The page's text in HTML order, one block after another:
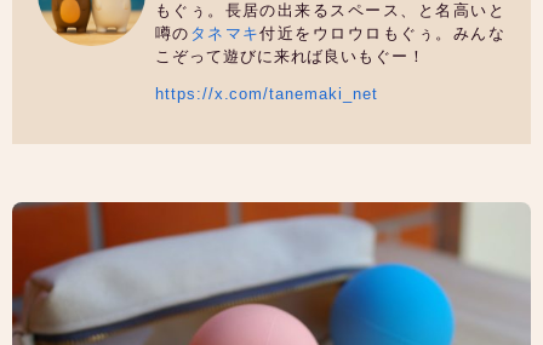
もぐぅ。長居の出来るスペース、と名高いと
噂の タネマキ付近をウロウロもぐぅ。みんな
こぞって遊びに来れば良いもぐー！
https://x.com/tanemaki_net